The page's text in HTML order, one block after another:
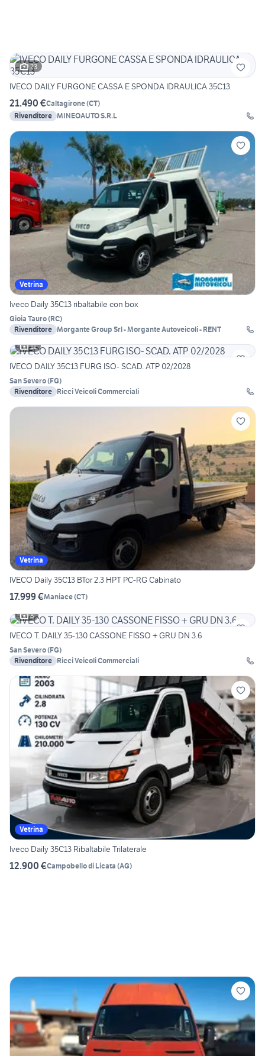
23
IVECO DAILY FURGONE CASSA E SPONDA IDRAULICA 35C13
21.490 €Caltagirone(CT)
Rivenditore MINEOAUTO S.R.L
Vetrina
Iveco Daily 35C13 ribaltabile con box
Gioia Tauro(RC)
Rivenditore Morgante Group Srl - Morgante Autoveicoli - RENT
11
IVECO DAILY 35C13 FURG ISO- SCAD. ATP 02/2028
San Severo(FG)
Rivenditore Ricci Veicoli Commerciali
Vetrina
IVECO Daily 35C13 BTor 2.3 HPT PC-RG Cabinato
17.999 €Maniace(CT)
8
IVECO T. DAILY 35-130 CASSONE FISSO + GRU DN 3.6
San Severo(FG)
Rivenditore Ricci Veicoli Commerciali
Vetrina
Iveco Daily 35C13 Ribaltabile Trilaterale
12.900 €Campobello di Licata (AG)